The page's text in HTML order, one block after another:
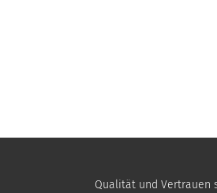
Qualität und Vertrauen